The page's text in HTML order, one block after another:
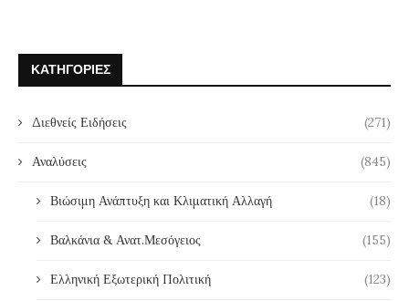
ΚΑΤΗΓΟΡΊΕΣ
Διεθνείς Ειδήσεις (271)
Αναλύσεις (845)
Βιώσιμη Ανάπτυξη και Κλιματική Αλλαγή (18)
Βαλκάνια & Ανατ.Μεσόγειος (155)
Ελληνική Εξωτερική Πολιτική (123)